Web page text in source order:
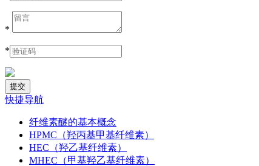
*
*
快捷导航
纤维素醚的基本概念
HPMC（羟丙基甲基纤维素）
HEC（羟乙基纤维素）
MHEC（甲基羟乙基纤维素）